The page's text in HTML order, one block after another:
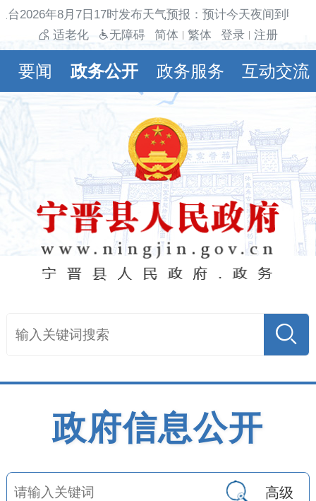
台2026年8月7日17时发布天气预报：预计今天夜间到明
适老化
无障碍 简体 繁体 登录 注册
要闻 政务公开 政务服务 互动交流
政府信息公开
高级